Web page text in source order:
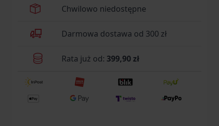
Chwilowo niedostępne
Darmowa dostawa od 300 zł
Rata już od: 399,90 zł